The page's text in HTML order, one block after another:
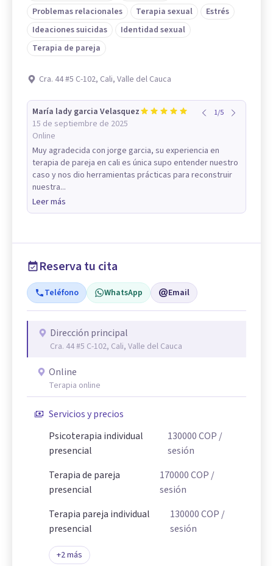
Problemas relacionales
Terapia sexual
Estrés
Ideaciones suicidas
Identidad sexual
Terapia de pareja
Cra. 44 #5 C-102, Cali, Valle del Cauca
María lady garcia Velasquez
15 de septiembre de 2025
Online
1/5
Muy agradecida con jorge garcia, su experiencia en
terapia de pareja en cali es única supo entender nuestro
caso y nos dio herramientas prácticas para reconstruir
nuestra...
Leer más
Reserva tu cita
Teléfono WhatsApp Email
Dirección principal
Cra. 44 #5 C-102, Cali, Valle del Cauca
Online
Terapia online
Servicios y precios
Psicoterapia individual
presencial
130000COP /
sesión
Terapia de pareja
presencial
170000COP /
sesión
Terapia pareja individual
presencial
130000COP /
sesión
+2más